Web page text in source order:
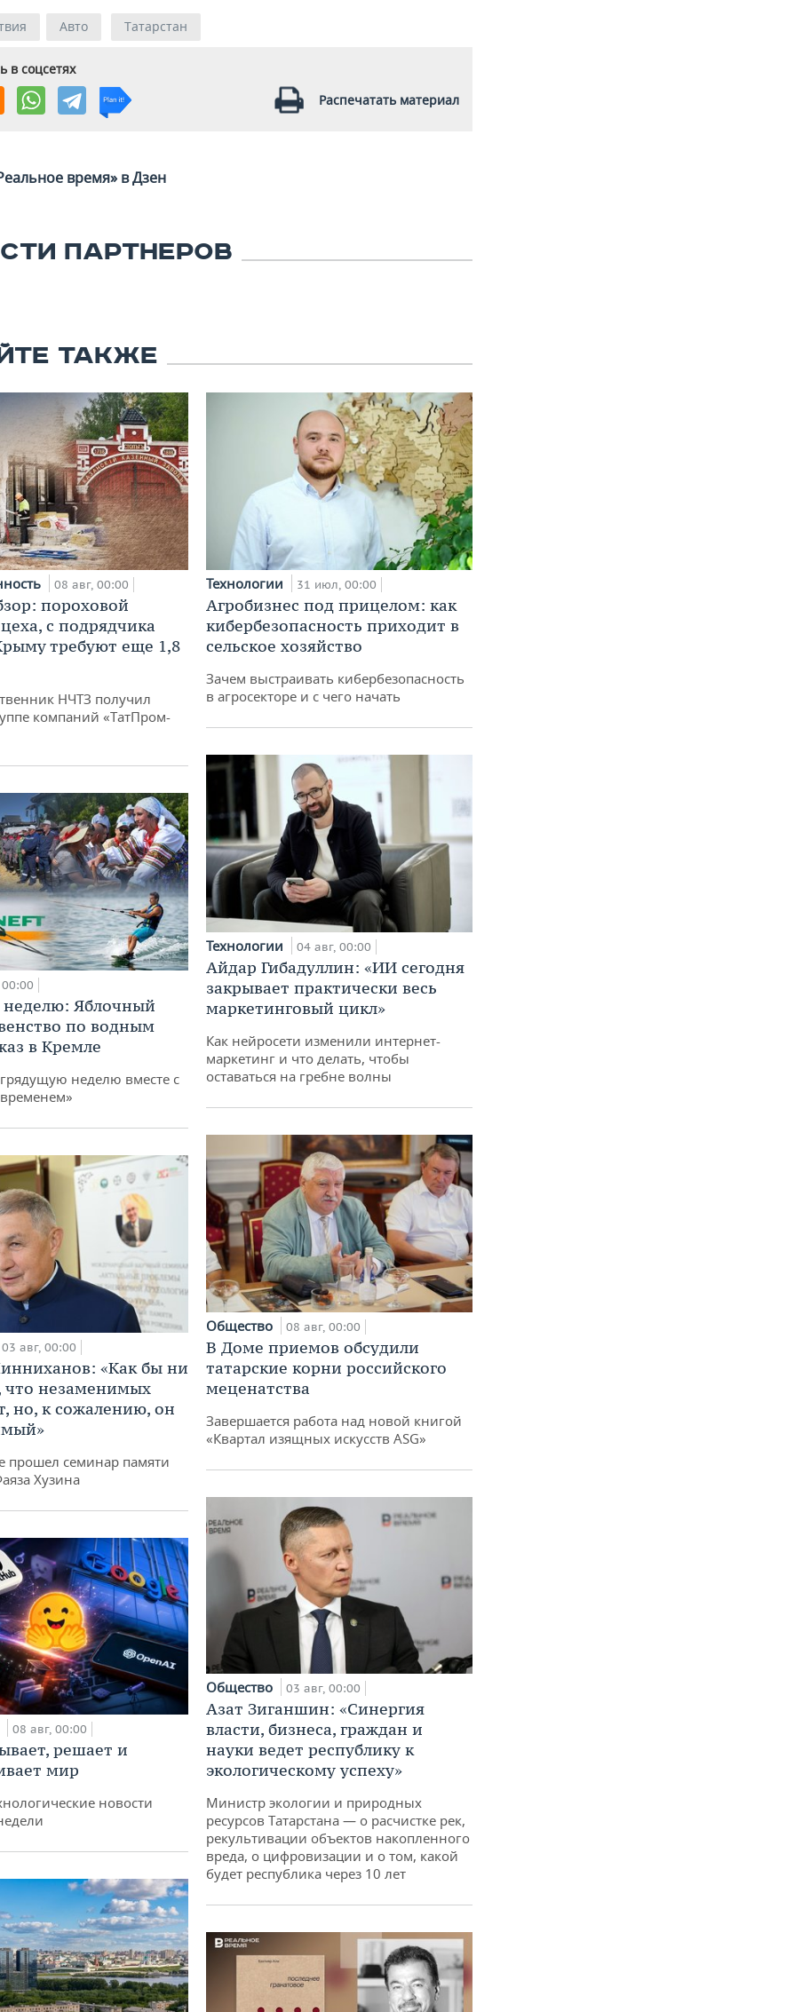
Авто Татарстан
в соцсетях
Распечатать материал
время» в Дзен
ПАРТНЕРОВ
ТАКЖЕ
08 авг, 00:00
пороховой
с подрядчика
требуют еще 1,8
НЧТЗ получил
компаний «ТатПром-
00:00
Яблочный
по водным
в Кремле
неделю вместе с
03 авг, 00:00
«Как бы ни
что незаменимых
но, к сожалению, он
прошел семинар памяти
Хузина
08 авг, 00:00
решает и
мир
новости
Технологии 31 июл, 00:00
Агробизнес под прицелом: как
кибербезопасность приходит в
сельское хозяйство
Зачем выстраивать кибербезопасность
в агросекторе и с чего начать
Технологии 04 авг, 00:00
Айдар Гибадуллин: «ИИ сегодня
закрывает практически весь
маркетинговый цикл»
Как нейросети изменили интернет-
маркетинг и что делать, чтобы
оставаться на гребне волны
Общество 08 авг, 00:00
В Доме приемов обсудили
татарские корни российского
меценатства
Завершается работа над новой книгой
«Квартал изящных искусств ASG»
Общество 03 авг, 00:00
Азат Зиганшин: «Синергия
власти, бизнеса, граждан и
науки ведет республику к
экологическому успеху»
Министр экологии и природных
ресурсов Татарстана — о расчистке рек,
рекультивации объектов накопленного
вреда, о цифровизации и о том, какой
будет республика через 10 лет